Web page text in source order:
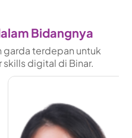
Bidangnya
garda terdepan untuk
digital di Binar.